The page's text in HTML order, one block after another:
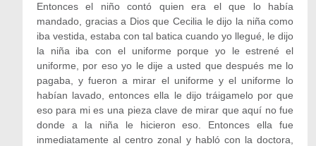
Entonces el niño contó quien era el que lo había
mandado, gracias a Dios que Cecilia le dijo la niña como
iba vestida, estaba con tal batica cuando yo llegué, le dijo
la niña iba con el uniforme porque yo le estrené el
uniforme, por eso yo le dije a usted que después me lo
pagaba, y fueron a mirar el uniforme y el uniforme lo
habían lavado, entonces ella le dijo tráigamelo por que
eso para mi es una pieza clave de mirar que aquí no fue
donde a la niña le hicieron eso. Entonces ella fue
inmediatamente al centro zonal y habló con la doctora,